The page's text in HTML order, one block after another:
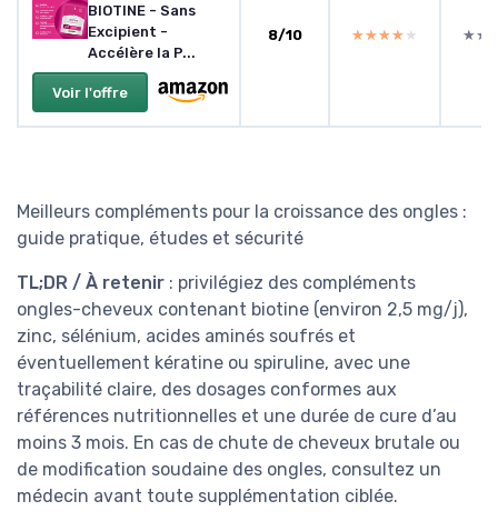
BIOTINE - Sans
Excipient -
Accélère la P...
Voir l'offre
8/10 ★★★★★
★★★★★
Meilleurs compléments pour la croissance des ongles :
guide pratique, études et sécurité
TL;DR / À retenir : privilégiez des compléments
ongles-cheveux contenant biotine (environ 2,5 mg/j),
zinc, sélénium, acides aminés soufrés et
éventuellement kératine ou spiruline, avec une
traçabilité claire, des dosages conformes aux
références nutritionnelles et une durée de cure d’au
moins 3 mois. En cas de chute de cheveux brutale ou
de modification soudaine des ongles, consultez un
médecin avant toute supplémentation ciblée.